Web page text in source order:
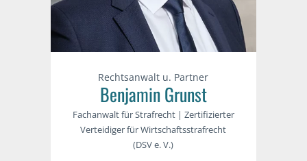
Rechtsanwalt u. Partner
Benjamin Grunst
Fachanwalt für Strafrecht | Zertifizierter
Verteidiger für Wirtschaftsstrafrecht
(DSV e. V.)